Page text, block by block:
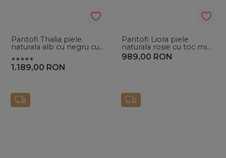
Pantofi Thalia piele
naturala alb cu negru cu
1.189,00 RON
Pantofi Liora piele
naturala rosie cu toc mic
evazat
989,00 RON